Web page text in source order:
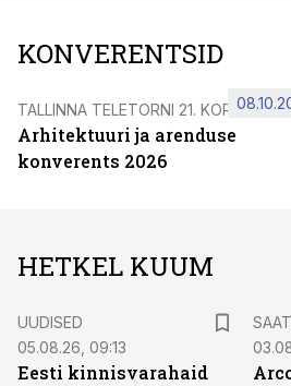
KONVERENTSID
TALLINNA TELETORNI 21. KORRUSEL
Arhitektuuri ja arenduse
konverents 2026
HETKEL KUUM
UUDISED
05.08.26, 09:13
Eesti kinnisvarahaid